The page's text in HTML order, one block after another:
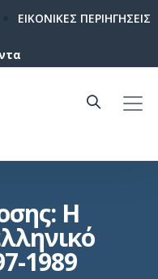
ΕΙΚΟΝΙΚΕΣ ΠΕΡΙΗΓΗΣΕΙΣ
Η
1989